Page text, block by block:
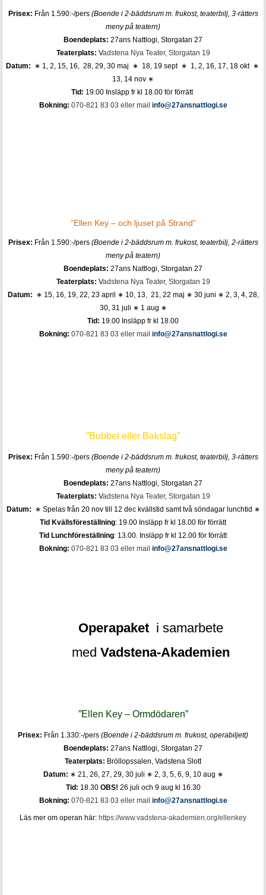
Prisex: Från 1.590:-/pers (Boende i 2-bäddsrum m. frukost, teaterbilj, 3-rätters
meny på teatern)
Boendeplats: 27ans Nattlogi, Storgatan 27
Teaterplats: Vadstena Nya Teater, Storgatan 19
Datum: ∗ 1, 2, 15, 16, 28, 29, 30 maj ∗ 18, 19 sept ∗ 1, 2, 16, 17, 18 okt ∗
13, 14 nov ∗
Tid: 19.00 Insläpp fr kl 18.00 för förrätt
Bokning: 070-821 83 03 eller mail info@27ansnattlogi.se
”Ellen Key – och ljuset på Strand”
Prisex: Från 1.590:-/pers (Boende i 2-bäddsrum m. frukost, teaterbilj, 2-rätters
meny på teatern)
Boendeplats: 27ans Nattlogi, Storgatan 27
Teaterplats: Vadstena Nya Teater, Storgatan 19
Datum: ∗ 15, 16, 19, 22, 23 april ∗ 10, 13, 21, 22 maj ∗ 30 juni ∗ 2, 3, 4, 28,
30, 31 juli ∗ 1 aug ∗
Tid: 19.00 Insläpp fr kl 18.00
Bokning: 070-821 83 03 eller mail info@27ansnattlogi.se
”Bubbel eller Bakslag”
Prisex: Från 1.590:-/pers (Boende i 2-bäddsrum m. frukost, teaterbilj, 3-rätters
meny på teatern)
Boendeplats: 27ans Nattlogi, Storgatan 27
Teaterplats: Vadstena Nya Teater, Storgatan 19
Datum: ∗ Spelas från 20 nov till 12 dec kvällstid samt två söndagar lunchtid ∗
Tid Kvällsföreställning: 19.00 Insläpp fr kl 18.00 för förrätt
Tid Lunchföreställning: 13.00. Insläpp fr kl 12.00 för förrätt
Bokning: 070-821 83 03 eller mail info@27ansnattlogi.se
Operapaket i samarbete
med Vadstena-Akademien
”Ellen Key – Ormdödaren”
Prisex: Från 1.330:-/pers (Boende i 2-bäddsrum m. frukost, operabiljett)
Boendeplats: 27ans Nattlogi, Storgatan 27
Teaterplats: Bröllopssalen, Vadstena Slott
Datum: ∗ 21, 26, 27, 29, 30 juli ∗ 2, 3, 5, 6, 9, 10 aug ∗
Tid: 18.30OBS! 26 juli och 9 aug kl 16.30
Bokning: 070-821 83 03 eller mail info@27ansnattlogi.se
Läs mer om operan här: https://www.vadstena-akademien.org/ellenkey